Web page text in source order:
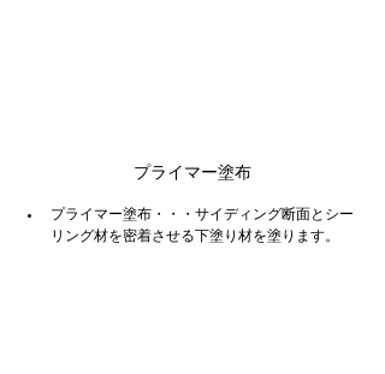
プライマー塗布
プライマー塗布・・・サイディング断面とシー
リング材を密着させる下塗り材を塗ります。